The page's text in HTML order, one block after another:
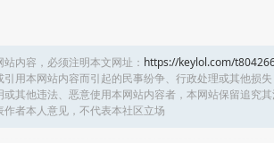
内容，必须注明本文网址： https://keylol.com/
用本网站内容而引起的民事纷争、行政处理或其他损
其他违法、恶意使用本网站内容者，本网站保留追究
者本人意见，不代表本社区立场